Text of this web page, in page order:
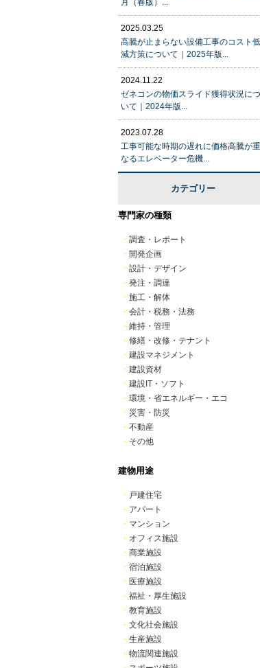
月（春版）...
2025.03.25
高騰が止まらない設備工事のコスト低
減方策について｜2025年版...
2024.11.22
ゼネコンの物価スライド獲得状況につ
いて｜2024年版...
2023.07.28
工事可能な時期の遅れに価格高騰が重
なるエレベーター危機...
カテゴリー
専門家の種類
・ 調査・レポート
・ 開発企画
・ 設計・デザイン
・ 発注・調達
・ 施工・解体
・ 会計・税務・法務
・ 維持・管理
・ 修繕・改修・テナント
・ 建設マネジメント
・ 建設資材
・ 建設IT・ソフト
・ 環境・省エネルギー・エコ
・ 災害・防災
・ 不動産
・ その他
建物用途
・ 戸建住宅
・ アパート
・ マンション
・ オフィス施設
・ 商業施設
・ 宿泊施設
・ 医療施設
・ 福祉・厚生施設
・ 教育施設
・ 文化社会施設
・ 生産施設
・ 物流関連施設